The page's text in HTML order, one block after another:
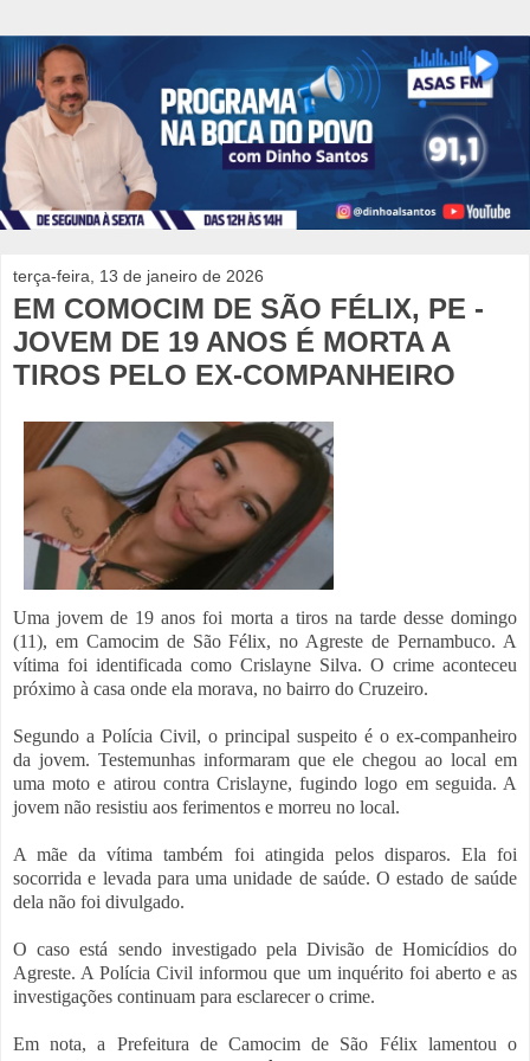
terça-feira, 13 de janeiro de 2026
EM COMOCIM DE SÃO FÉLIX, PE -
JOVEM DE 19 ANOS É MORTA A
TIROS PELO EX-COMPANHEIRO
Uma jovem de 19 anos foi morta a tiros na tarde desse domingo
(11), em Camocim de São Félix, no Agreste de Pernambuco. A
vítima foi identificada como Crislayne Silva. O crime aconteceu
próximo à casa onde ela morava, no bairro do Cruzeiro.
Segundo a Polícia Civil, o principal suspeito é o ex-companheiro
da jovem. Testemunhas informaram que ele chegou ao local em
uma moto e atirou contra Crislayne, fugindo logo em seguida. A
jovem não resistiu aos ferimentos e morreu no local.
A mãe da vítima também foi atingida pelos disparos. Ela foi
socorrida e levada para uma unidade de saúde. O estado de saúde
dela não foi divulgado.
O caso está sendo investigado pela Divisão de Homicídios do
Agreste. A Polícia Civil informou que um inquérito foi aberto e as
investigações continuam para esclarecer o crime.
Em nota, a Prefeitura de Camocim de São Félix lamentou o